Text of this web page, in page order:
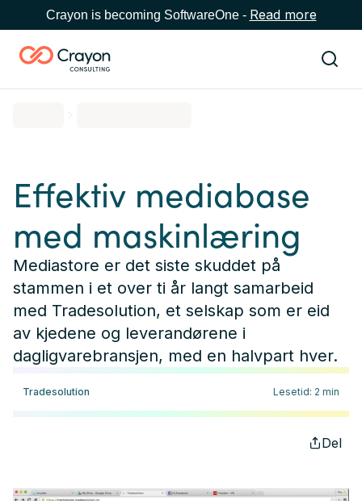
Crayon is becoming SoftwareOne - Read more
Effektiv mediabase
med maskinlæring
Mediastore er det siste skuddet på
stammen i et over ti år langt samarbeid
med Tradesolution, et selskap som er eid
av kjedene og leverandørene i
dagligvarebransjen, med en halvpart hver.
Tradesolution Lesetid: 2 min
Del